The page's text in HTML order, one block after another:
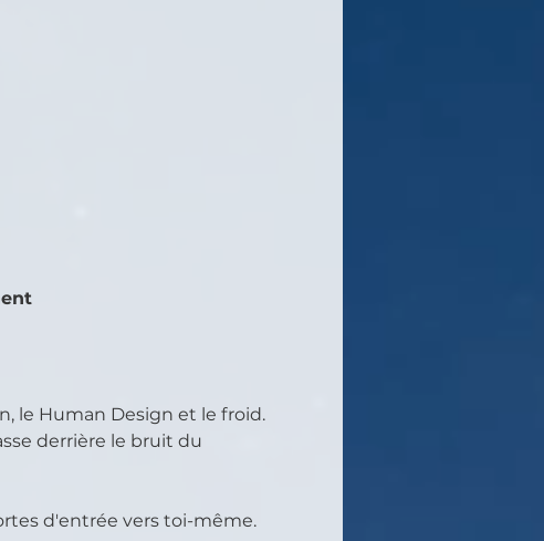
le Human Design et le froid.
derrière le bruit du
d'entrée vers toi-même.